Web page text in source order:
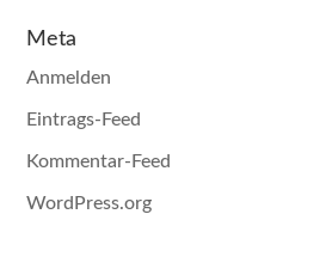
Meta
Anmelden
Eintrags-Feed
Kommentar-Feed
WordPress.org